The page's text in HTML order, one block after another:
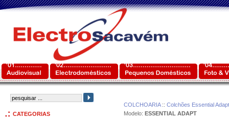
CATEGORIAS
COLCHOARIA:: Colchões Essential Adapt
Modelo: ESSENTIAL ADAPT